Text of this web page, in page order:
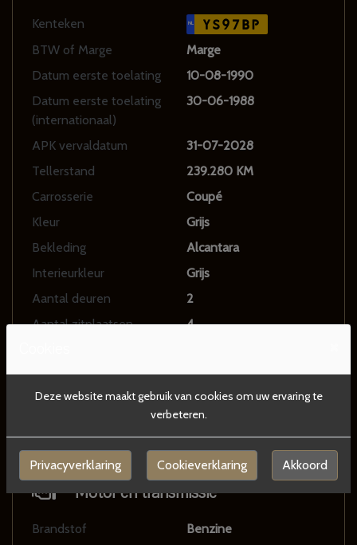
Deze website maakt gebruik van cookies om uw ervaring te
verbeteren.
Privacyverklaring Cookieverklaring Akkoord
Kenteken NL YS97BP
BTW of Marge
Marge
Datum eerste toelating
10-08-1990
Datum eerste toelating
(internationaal)
30-06-1988
APK vervaldatum
31-07-2028
Tellerstand
239.280 KM
Carrosserie
Coupé
Kleur
Grijs
Bekleding
Alcantara
Interieurkleur
Grijs
Aantal deuren
2
Aantal zitplaatsen
4
Maximum massa geremd
1500 kg
Motorrijtuigenbelasting
€ 250 - 283 per kwartaal
Motor en transmissie
Brandstof
Benzine